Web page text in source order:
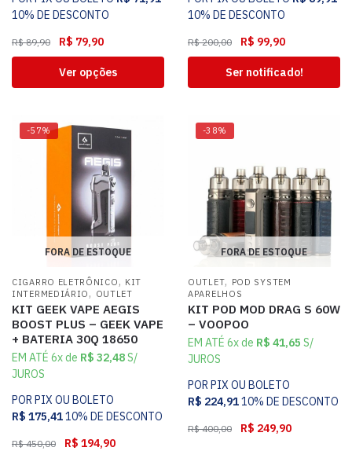
10% DE DESCONTO
R$89,90 R$ 79,90
Ver opções
10% DE DESCONTO
R$200,00 R$ 99,90
Ser notificado!
-57%
FORA DE ESTOQUE
CIGARRO ELETRÔNICO , KIT
INTERMEDIÁRIO , OUTLET
KIT GEEK VAPE AEGIS
BOOST PLUS – GEEK VAPE
+ BATERIA 30Q 18650
EM ATÉ 6x de R$ 32,48S/
JUROS
POR PIX OU BOLETO
R$ 175,4110% DE DESCONTO
R$450,00 R$ 194,90
-38%
FORA DE ESTOQUE
OUTLET, POD SYSTEM
APARELHOS
KIT POD MOD DRAG S 60W
– VOOPOO
EM ATÉ 6x de R$ 41,65 S/
JUROS
POR PIX OU BOLETO
R$ 224,9110% DE DESCONTO
R$400,00 R$ 249,90